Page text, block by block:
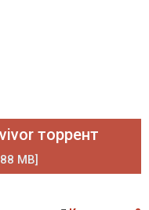
торрент
MB]